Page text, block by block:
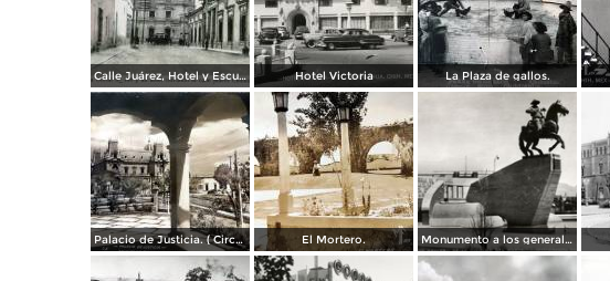
Calle Juárez, Hotel y Escuela Oficial No. 136 Hotel Victoria La Plaza de gallos.
Palacio de Justicia. ( Circulada el 1 deDiciembre de 1946 ). El Mortero. Monumento a los generales de la División del Norte